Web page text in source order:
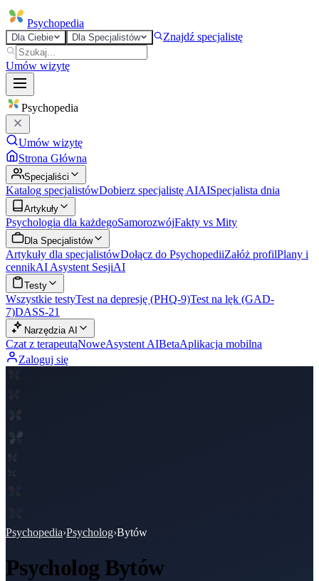
Psychopedia
Dla Ciebie Dla Specjalistów Znajdź specjalistę
Umów wizytę
Psychopedia
Umów wizytę
Strona Główna
Specjaliści
Katalog specjalistówDobierz specjalistę AIAISpecjalista dnia
Artykuły
Psychologia dla każdegoSamorozwójFakty vs Mity
Dla Specjalistów
Artykuły dla specjalistówDołącz do PsychopediiZałóż profilPlany i
cennikAI Asystent SesjiAI
Testy
Wszystkie testyTest na depresję (PHQ-9)Test na lęk (GAD-
7)DASS-21
Narzędzia AI
Czat z terapeutąNoweAsystent AIBetaAplikacja mobilna
Zaloguj się
Psychopedia›Psycholog›Bytów
Psycholog Bytów